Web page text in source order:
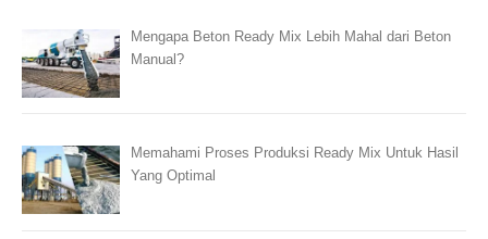
Mengapa Beton Ready Mix Lebih Mahal dari Beton
Manual?
Memahami Proses Produksi Ready Mix Untuk Hasil
Yang Optimal